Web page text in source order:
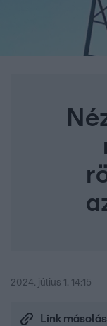
2024. július 1. 14:15
Link